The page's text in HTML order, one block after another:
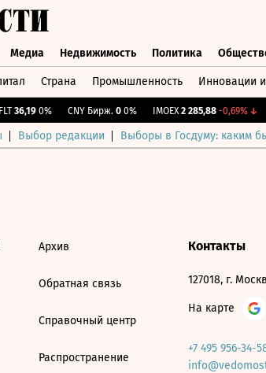
Медиа Недвижимость Политика
Страна Промышленность Инновации
36,19 0% CNY Бирж. 0 0% IMOEX 2 285,88 -0,69%↓
Выбор редакции Выборы в Госдуму: каким
Архив
Обратная связь
Справочный центр
Распространение
Контакты
127018, г.
На карте
+7 495 956-34-